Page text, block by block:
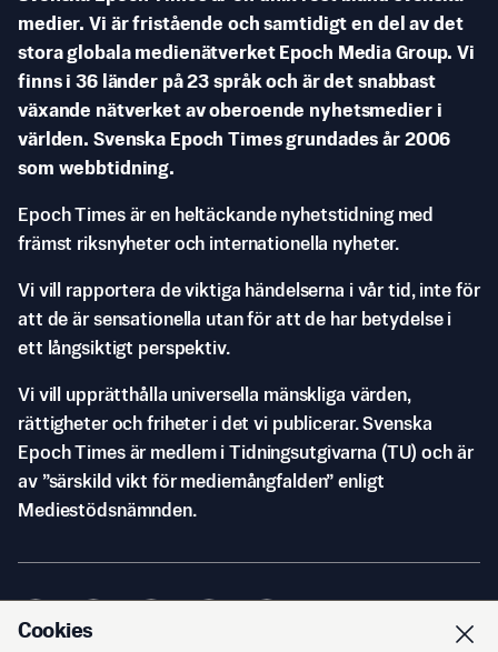
medier. Vi är fristående och samtidigt en del av det
stora globala medienätverket Epoch Media Group. Vi
finns i 36 länder på 23 språk och är det snabbast
växande nätverket av oberoende nyhetsmedier i
världen. Svenska Epoch Times grundades år 2006
som webbtidning.
Epoch Times är en heltäckande nyhetstidning med
främst riksnyheter och internationella nyheter.
Vi vill rapportera de viktiga händelserna i vår tid, inte för
att de är sensationella utan för att de har betydelse i
ett långsiktigt perspektiv.
Vi vill upprätthålla universella mänskliga värden,
rättigheter och friheter i det vi publicerar. Svenska
Epoch Times är medlem i Tidningsutgivarna (TU) och är
av ”särskild vikt för mediemångfalden” enligt
Mediestödsnämnden.
Cookies